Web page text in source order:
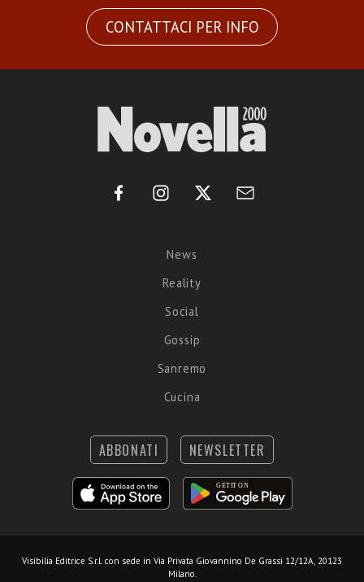
CONTATTACI PER INFO
News
Reality
Social
Gossip
Sanremo
Cucina
ABBONATI NEWSLETTER
Visibilia Editrice S.r.l. con sede in Via Privata Giovannino De Grassi 12/12A, 20123
Milano.